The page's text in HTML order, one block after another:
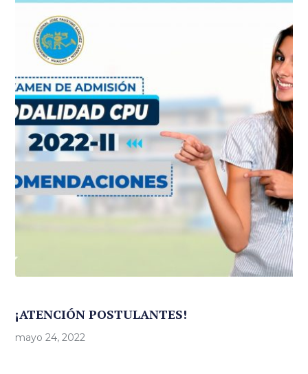
¡ATENCIÓN POSTULANTES!
mayo 24, 2022